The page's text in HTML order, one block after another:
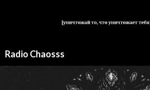
Radio Chaosss
СОДЕРЖИМОМУ